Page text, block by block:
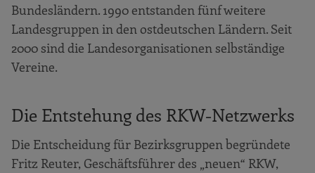
Bundesländern. 1990 entstanden fünf weitere
Landesgruppen in den ostdeutschen Ländern. Seit
2000 sind die Landesorganisationen selbständige
Vereine.
Die Entstehung des RKW-Netzwerks
Die Entscheidung für Bezirksgruppen begründete
Fritz Reuter, Geschäftsführer des „neuen“ RKW,